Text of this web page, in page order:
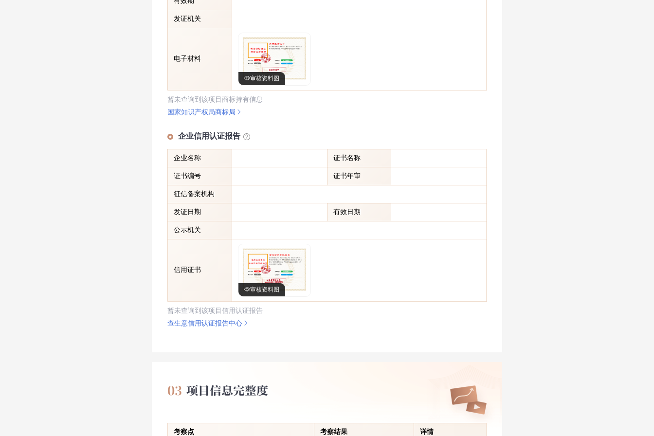
发证机关
电子材料
审核资料图
暂未查询到该项目商标持有信息
国家知识产权局商标局
企业信用认证报告
企业名称 证书名称
证书编号 证书年审
征信备案机构
发证日期 有效日期
公示机关
信用证书
审核资料图
暂未查询到该项目信用认证报告
查生意信用认证报告中心
考察点 考察结果 详情